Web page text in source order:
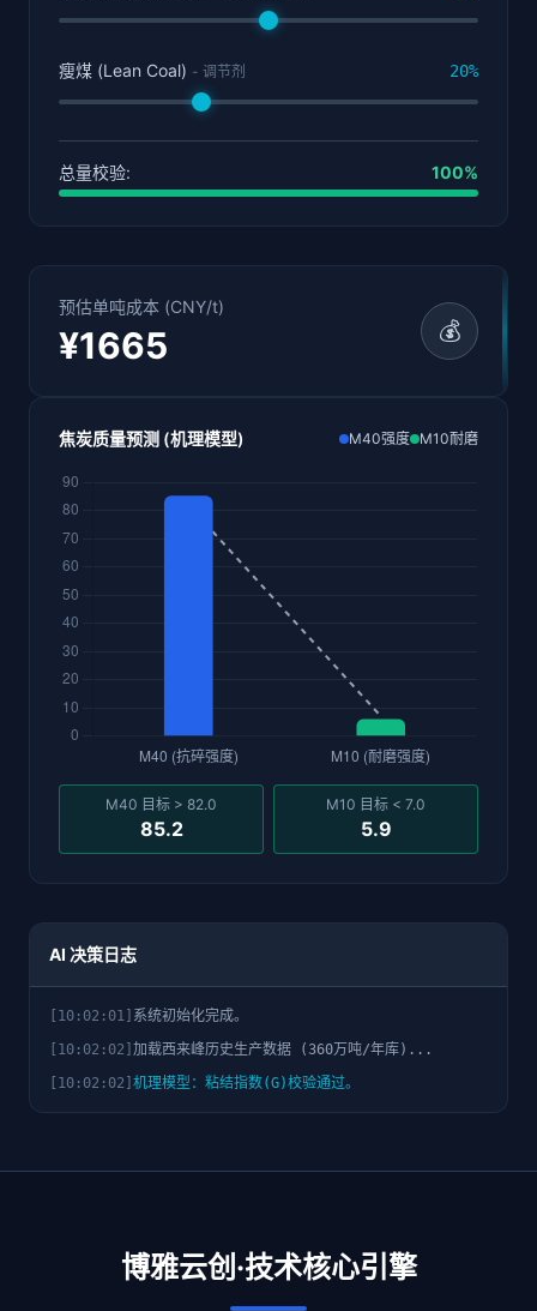
瘦煤 (Lean Coal) - 调节剂 20%
总量校验: 100%
预估单吨成本 (CNY/t)
¥1665 💰
焦炭质量预测 (机理模型) M40强度 M10耐磨
M40 目标 > 82.0
85.2
M10 目标 < 7.0
5.9
AI 决策日志
[10:02:01] 系统初始化完成。
[10:02:02] 加载西来峰历史生产数据 (360万吨/年库)...
[10:02:02] 机理模型：粘结指数(G)校验通过。
博雅云创·技术核心引擎